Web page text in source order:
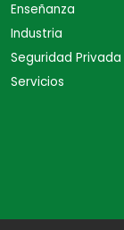
Enseñanza
Industria
Seguridad Privada
Servicios